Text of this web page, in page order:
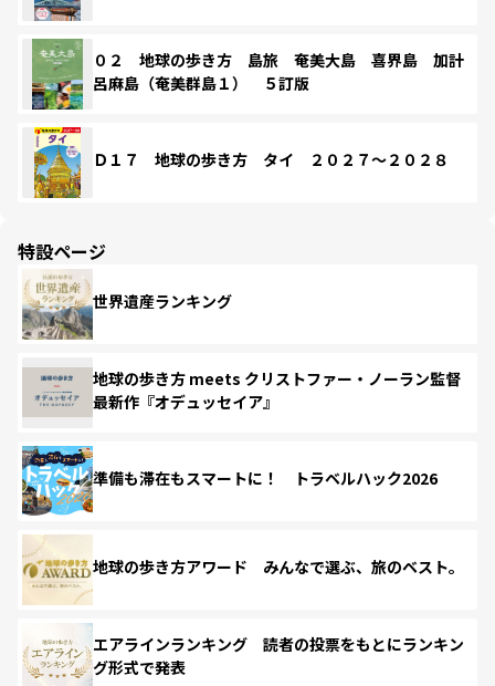
０２ 地球の歩き方 島旅 奄美大島 喜界島 加計
呂麻島（奄美群島１） ５訂版
Ｄ１７ 地球の歩き方 タイ ２０２７～２０２８
特設ページ
世界遺産ランキング
地球の歩き方 meets クリストファー・ノーラン監督
最新作『オデュッセイア』
準備も滞在もスマートに！ トラベルハック2026
地球の歩き方アワード みんなで選ぶ、旅のベスト。
エアラインランキング 読者の投票をもとにランキン
グ形式で発表